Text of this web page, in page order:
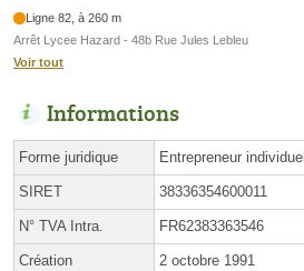
Ligne 82, à 260 m
Arrêt Lycee Hazard - 48b Rue Jules Lebleu
Voir tout
Informations
Forme juridique Entrepreneur individuel
SIRET 38336354600011
N° TVA Intra. FR62383363546
Création 2 octobre 1991